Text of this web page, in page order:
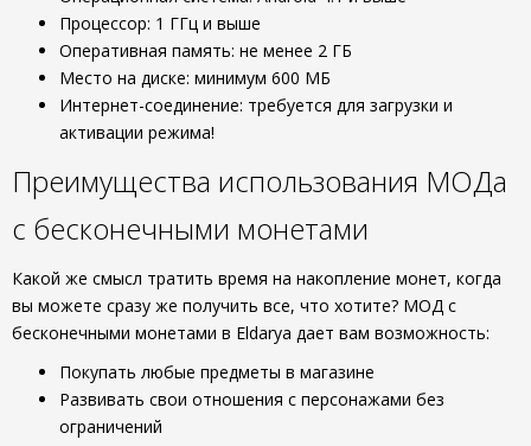
Процессор: 1 ГГц и выше
Оперативная память: не менее 2 ГБ
Место на диске: минимум 600 МБ
Интернет-соединение: требуется для загрузки и
активации режима!
Преимущества использования МОДа
с бесконечными монетами
Какой же смысл тратить время на накопление монет, когда
вы можете сразу же получить все, что хотите? МОД с
бесконечными монетами в Eldarya дает вам возможность:
Покупать любые предметы в магазине
Развивать свои отношения с персонажами без
ограничений